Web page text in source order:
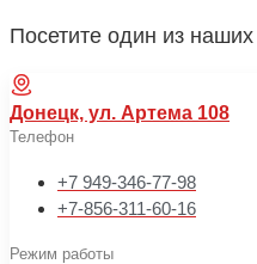
Посетите один из
Донецк, ул. Артема 108
Телефон
+7 949-346-77-98
+7-856-311-60-16
Режим работы